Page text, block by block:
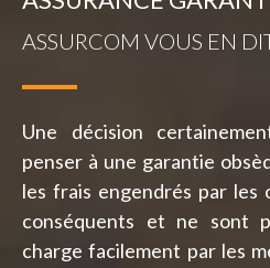
ASSURCOM VOUS EN
Une décision
penser à une garantie
les frais engendrés par les
conséquents et ne sont
charge facilement par les